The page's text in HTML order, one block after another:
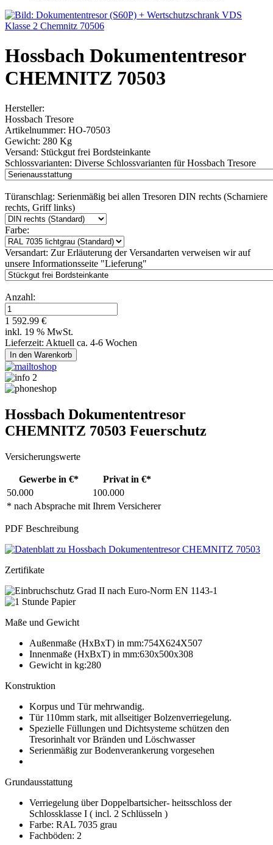
Hossbach Dokumententresor
CHEMNITZ 70503
Hersteller:
Hossbach Tresore
Artikelnummer: HO-70503
Gewicht: 280 Kg
Versand: Stückgut frei Bordsteinkante
Schlossvarianten: Diverse Schlossvarianten für Hossbach Tresore
Türanschlag: Serienmäßig bei allen Tresoren DIN rechts (Scharniere
rechts, Griff links)
Farbe:
Versandart: Zur Erläuterung der Versandarten verweisen wir auf
unsere Informationsseite "Lieferung"
Anzahl:
1 592.99 €
inkl. 19 % MwSt.
Lieferzeit: Aktuell ca. 4-6 Wochen
Hossbach Dokumententresor
CHEMNITZ 70503 Feuerschutz
Versicherungswerte
Gewerbe in €* Privat in €*
* nach Absprache mit Ihrem Versicherer
50.000 100.000
PDF Beschreibung
Zertifikate
Maße und Gewicht
Außenmaße (HxBxT) in mm:754X624X507
Innenmaße (HxBxT) in mm:630x500x308
Gewicht in kg:280
Konstruktion
Korpus und Tür mehrwandig.
Tür 110mm stark, mit allseitiger Bolzenverriegelung.
Spezielle Füllungen und Dichtsysteme schützen den
Tresorinhalt vor Bränden und Löschwasser
Serienmäßig zur Bodenverankerung vorgesehen
Grundausstattung
Verriegelung über Doppelbartsicher- heitsschloss der
Schlossklasse I ( incl. 2 Schlüsseln )
Farbe: RAL 7035 grau
Fachböden: 2